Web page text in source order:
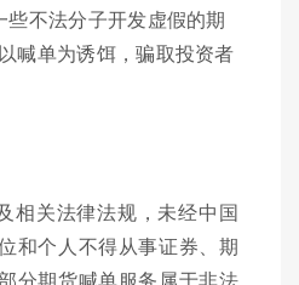
些不法分子开发虚假的期
喊单为诱饵，骗取投资者
相关法律法规，未经中国
和个人不得从事证券、期